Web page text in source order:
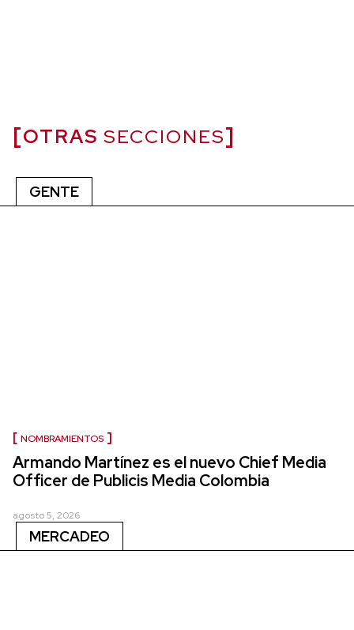
OTRAS SECCIONES
GENTE
NOMBRAMIENTOS
Armando Martínez es el nuevo Chief Media
Officer de Publicis Media Colombia
agosto 5, 2026
MERCADEO